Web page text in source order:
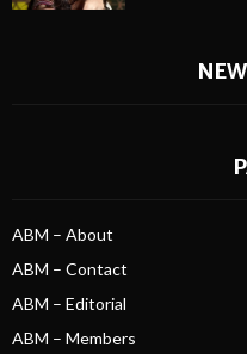
ABM – About
ABM – Contact
ABM – Editorial
ABM – Members